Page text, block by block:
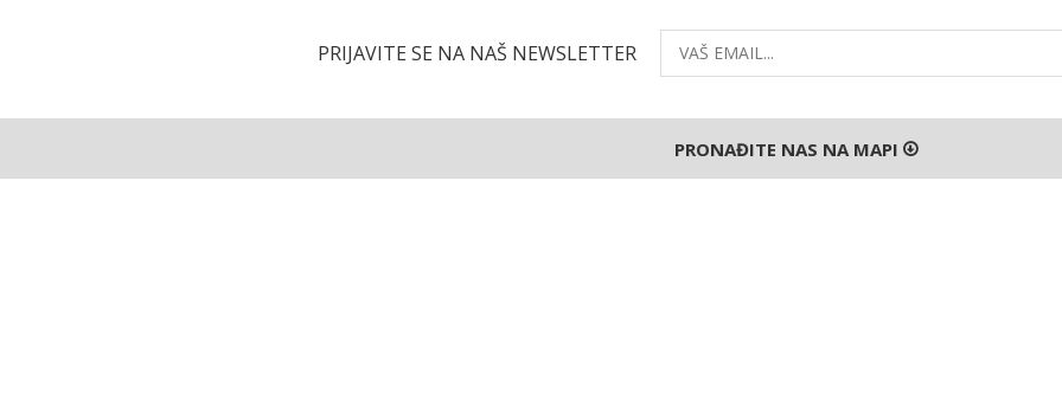
PRIJAVITE SE NA NAŠ NEWSLETTER
PRONAĐITE NAS NA MAPI